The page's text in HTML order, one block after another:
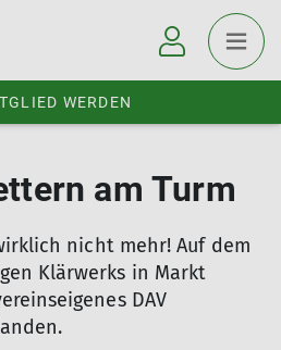
WERDEN
am Turm
nicht mehr! Auf dem
Klärwerks in Markt
DAV